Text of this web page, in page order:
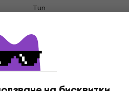
Tип